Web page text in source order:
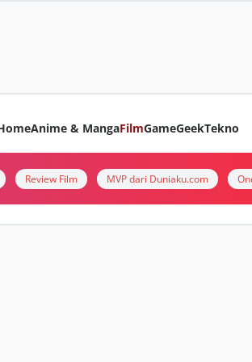
Anime & MangaFilmGameGeekTekno
Review Film MVP dari Duniaku.com